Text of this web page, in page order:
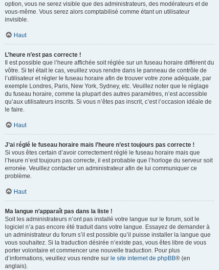
option, vous ne serez visible que des administrateurs, des modérateurs et de
vous-même. Vous serez alors comptabilisé comme étant un utilisateur
invisible.
Haut
L’heure n’est pas correcte !
Il est possible que l’heure affichée soit réglée sur un fuseau horaire différent du
vôtre. Si tel était le cas, veuillez vous rendre dans le panneau de contrôle de
l’utilisateur et régler le fuseau horaire afin de trouver votre zone adéquate, par
exemple Londres, Paris, New York, Sydney, etc. Veuillez noter que le réglage
du fuseau horaire, comme la plupart des autres paramètres, n’est accessible
qu’aux utilisateurs inscrits. Si vous n’êtes pas inscrit, c’est l’occasion idéale de
le faire.
Haut
J’ai réglé le fuseau horaire mais l’heure n’est toujours pas correcte !
Si vous êtes certain d’avoir correctement réglé le fuseau horaire mais que
l’heure n’est toujours pas correcte, il est probable que l’horloge du serveur soit
erronée. Veuillez contacter un administrateur afin de lui communiquer ce
problème.
Haut
Ma langue n’apparaît pas dans la liste !
Soit les administrateurs n’ont pas installé votre langue sur le forum, soit le
logiciel n’a pas encore été traduit dans votre langue. Essayez de demander à
un administrateur du forum s’il est possible qu’il puisse installer la langue que
vous souhaitez. Si la traduction désirée n’existe pas, vous êtes libre de vous
porter volontaire et commencer une nouvelle traduction. Pour plus
d’informations, veuillez vous rendre sur le site internet de phpBB® (en
anglais).